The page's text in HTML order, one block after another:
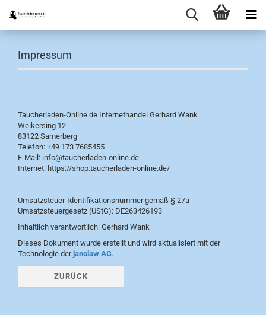
Impressum
Taucherladen-Online.de Internethandel Gerhard Wank
Weikersing 12
83122 Samerberg
Telefon: +49 173 7685455
E-Mail: info@taucherladen-online.de
Internet: https://shop.taucherladen-online.de/
Umsatzsteuer-Identifikationsnummer gemäß § 27a
Umsatzsteuergesetz (UStG): DE263426193
Inhaltlich verantwortlich: Gerhard Wank
Dieses Dokument wurde erstellt und wird aktualisiert mit der
Technologie derjanolaw AG.
ZURÜCK